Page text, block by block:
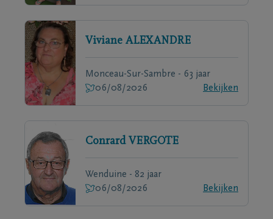
Viviane ALEXANDRE
Monceau-Sur-Sambre - 63 jaar
06/08/2026
Bekijken
Conrard VERGOTE
Wenduine - 82 jaar
06/08/2026
Bekijken